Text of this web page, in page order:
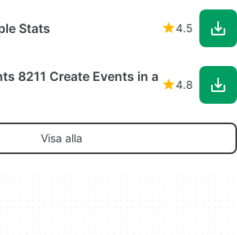
Stats 4.5
8211 Create Events in a
4.8
Visa alla